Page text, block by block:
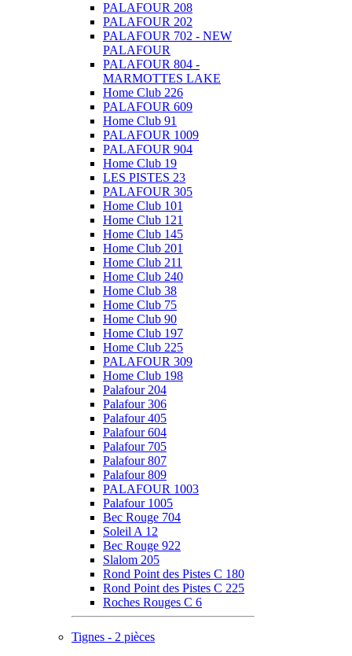
PALAFOUR 208
PALAFOUR 202
PALAFOUR 702 - NEW
PALAFOUR
PALAFOUR 804 -
MARMOTTES LAKE
Home Club 226
PALAFOUR 609
Home Club 91
PALAFOUR 1009
PALAFOUR 904
Home Club 19
LES PISTES 23
PALAFOUR 305
Home Club 101
Home Club 121
Home Club 145
Home Club 201
Home Club 211
Home Club 240
Home Club 38
Home Club 75
Home Club 90
Home Club 197
Home Club 225
PALAFOUR 309
Home Club 198
Palafour 204
Palafour 306
Palafour 405
Palafour 604
Palafour 705
Palafour 807
Palafour 809
PALAFOUR 1003
Palafour 1005
Bec Rouge 704
Soleil A 12
Bec Rouge 922
Slalom 205
Rond Point des Pistes C 180
Rond Point des Pistes C 225
Roches Rouges C 6
Tignes - 2 pièces